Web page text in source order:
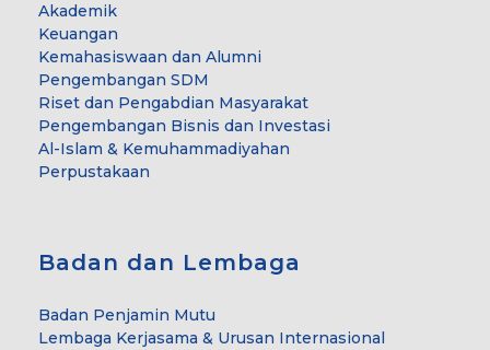
Akademik
Keuangan
Kemahasiswaan dan Alumni
Pengembangan SDM
Riset dan Pengabdian Masyarakat
Pengembangan Bisnis dan Investasi
Al-Islam & Kemuhammadiyahan
Perpustakaan
Badan dan Lembaga
Badan Penjamin Mutu
Lembaga Kerjasama & Urusan Internasional